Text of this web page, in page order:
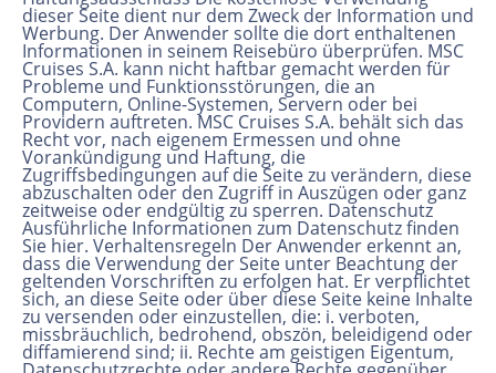
dieser Seite dient nur dem Zweck der Information und
Werbung. Der Anwender sollte die dort enthaltenen
Informationen in seinem Reisebüro überprüfen. MSC
Cruises S.A. kann nicht haftbar gemacht werden für
Probleme und Funktionsstörungen, die an
Computern, Online-Systemen, Servern oder bei
Providern auftreten. MSC Cruises S.A. behält sich das
Recht vor, nach eigenem Ermessen und ohne
Vorankündigung und Haftung, die
Zugriffsbedingungen auf die Seite zu verändern, diese
abzuschalten oder den Zugriff in Auszügen oder ganz
zeitweise oder endgültig zu sperren. Datenschutz
Ausführliche Informationen zum Datenschutz finden
Sie hier. Verhaltensregeln Der Anwender erkennt an,
dass die Verwendung der Seite unter Beachtung der
geltenden Vorschriften zu erfolgen hat. Er verpflichtet
sich, an diese Seite oder über diese Seite keine Inhalte
zu versenden oder einzustellen, die: i. verboten,
missbräuchlich, bedrohend, obszön, beleidigend oder
diffamierend sind; ii. Rechte am geistigen Eigentum,